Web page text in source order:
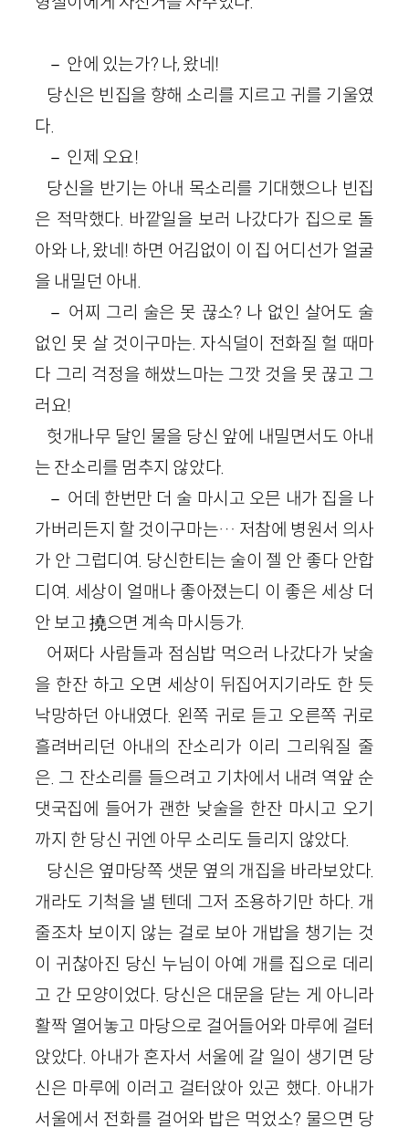
－ 안에 있는가? 나, 왔네!
당신은 빈집을 향해 소리를 지르고 귀를 기울였
다.
－ 인제 오요!
당신을 반기는 아내 목소리를 기대했으나 빈집
은 적막했다. 바깥일을 보러 나갔다가 집으로 돌
아와 나, 왔네! 하면 어김없이 이 집 어디선가 얼굴
을 내밀던 아내.
－ 어찌 그리 술은 못 끊소? 나 없인 살어도 술
없인 못 살 것이구마는. 자식덜이 전화질 헐 때마
다 그리 걱정을 해쌌느마는 그깟 것을 못 끊고 그
러요!
헛개나무 달인 물을 당신 앞에 내밀면서도 아내
는 잔소리를 멈추지 않았다.
－ 어데 한번만 더 술 마시고 오믄 내가 집을 나
가버리든지 할 것이구마는… 저참에 병원서 의사
가 안 그럽디여. 당신한티는 술이 젤 안 좋다 안합
디여. 세상이 얼매나 좋아졌는디 이 좋은 세상 더
안 보고 撓으면 계속 마시등가.
어쩌다 사람들과 점심밥 먹으러 나갔다가 낮술
을 한잔 하고 오면 세상이 뒤집어지기라도 한 듯
낙망하던 아내였다. 왼쪽 귀로 듣고 오른쪽 귀로
흘려버리던 아내의 잔소리가 이리 그리워질 줄
은. 그 잔소리를 들으려고 기차에서 내려 역앞 순
댓국집에 들어가 괜한 낮술을 한잔 마시고 오기
까지 한 당신 귀엔 아무 소리도 들리지 않았다.
당신은 옆마당쪽 샛문 옆의 개집을 바라보았다.
개라도 기척을 낼 텐데 그저 조용하기만 하다. 개
줄조차 보이지 않는 걸로 보아 개밥을 챙기는 것
이 귀찮아진 당신 누님이 아예 개를 집으로 데리
고 간 모양이었다. 당신은 대문을 닫는 게 아니라
활짝 열어놓고 마당으로 걸어들어와 마루에 걸터
앉았다. 아내가 혼자서 서울에 갈 일이 생기면 당
신은 마루에 이러고 걸터앉아 있곤 했다. 아내가
서울에서 전화를 걸어와 밥은 먹었소? 물으면 당